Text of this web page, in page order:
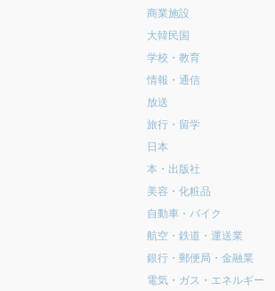
商業施設
大韓民国
学校・教育
情報・通信
放送
旅行・留学
日本
本・出版社
美容・化粧品
自動車・バイク
航空・鉄道・運送業
銀行・郵便局・金融業
電気・ガス・エネルギー